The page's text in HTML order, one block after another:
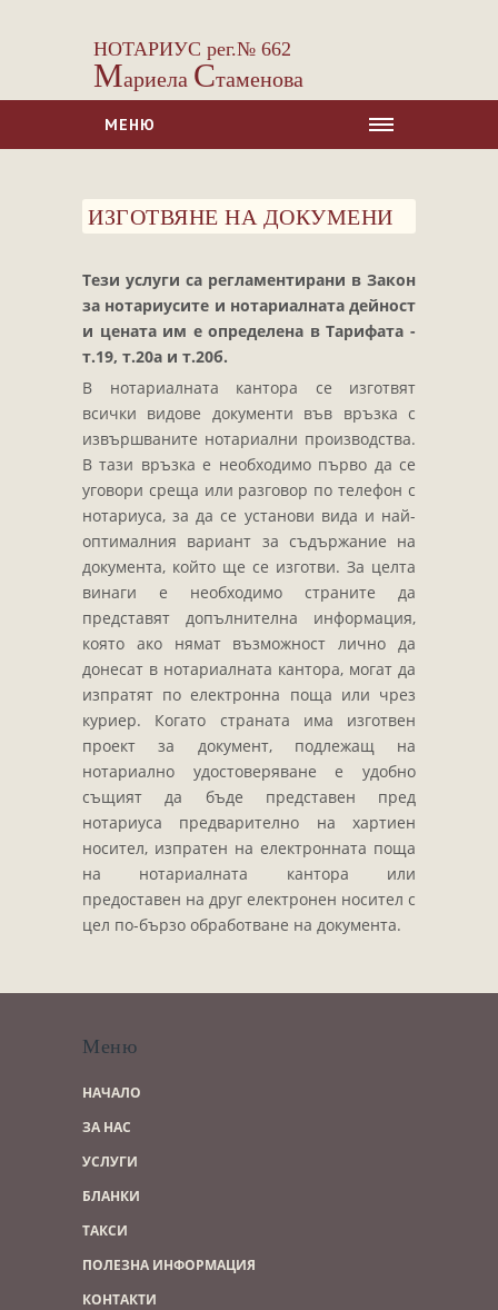
НОТАРИУС рег.№ 662
Мариела Стаменова
МЕНЮ
ЗА НАС
Сделки с недвижими имоти
Сделки с МПС
Ипотеки
Удостоверявания
Констативни протоколи
Завещания
Изготвяне на документи
Брачни договори
ТАКСИ
ПОЛЕЗНА ИНФОРМАЦИЯ
КОНТАКТИ
ИЗГОТВЯНЕ НА ДОКУМЕНИ
Тези услуги са регламентирани в Закон
за нотариусите и нотариалната дейност
и цената им е определена в Тарифата -
т.19, т.20а и т.20б.
В нотариалната кантора се изготвят
всички видове документи във връзка с
извършваните нотариални производства.
В тази връзка е необходимо първо да се
уговори среща или разговор по телефон с
нотариуса, за да се установи вида и най-
оптималния вариант за съдържание на
докумeнта, който ще се изготви. За целта
винаги е необходимо страните да
представят допълнителна информация,
която ако нямат възможност лично да
донесат в нотариалната кантора, могат да
изпратят по електронна поща или чрез
куриер. Когато страната има изготвен
проект за документ, подлежащ на
нотариално удостоверяване е удобно
същият да бъде представен пред
нотариуса предварително на хартиен
носител, изпратен на електронната поща
на нотариалната кантора или
предоставен на друг електронен носител с
цел по-бързо обработване на документа.
Меню
НАЧАЛО
ЗА НАС
УСЛУГИ
БЛАНКИ
ТАКСИ
ПОЛЕЗНА ИНФОРМАЦИЯ
КОНТАКТИ